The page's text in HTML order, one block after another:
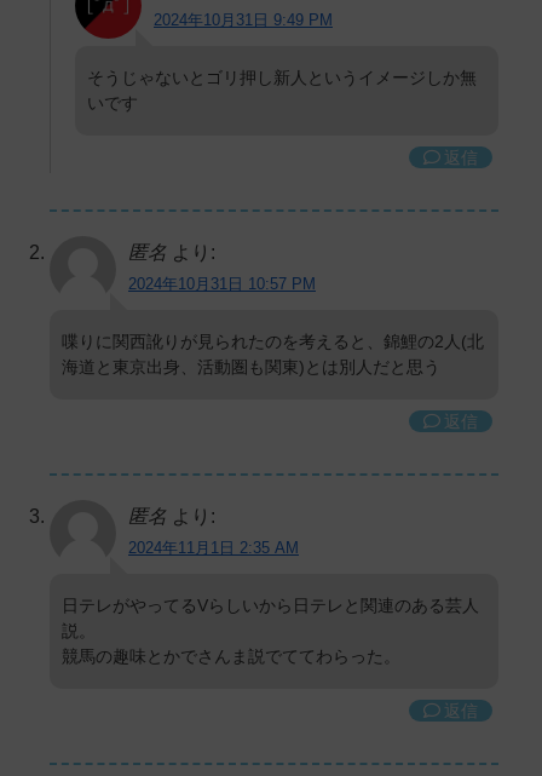
2024年10月31日 9:49 PM
そうじゃないとゴリ押し新人というイメージしか無
いです
返信
匿名 より:
2024年10月31日 10:57 PM
喋りに関西訛りが見られたのを考えると、錦鯉の2人(北
海道と東京出身、活動圏も関東)とは別人だと思う
返信
匿名 より:
2024年11月1日 2:35 AM
日テレがやってるVらしいから日テレと関連のある芸人
説。
競馬の趣味とかでさんま説でててわらった。
返信